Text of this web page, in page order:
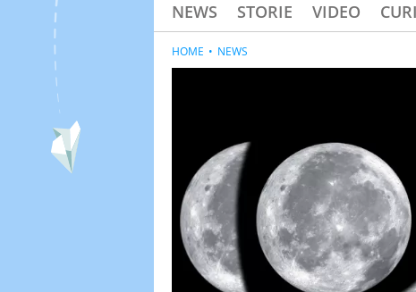
NEWS STORIE VIDEO
HOME NEWS